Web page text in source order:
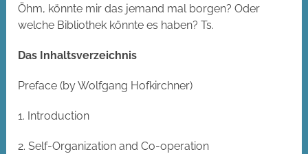
Öhm, könnte mir das jemand mal borgen? Oder
welche Bibliothek könnte es haben? Ts.
Das Inhaltsverzeichnis
Preface (by Wolfgang Hofkirchner)
1. Introduction
2. Self-Organization and Co-operation